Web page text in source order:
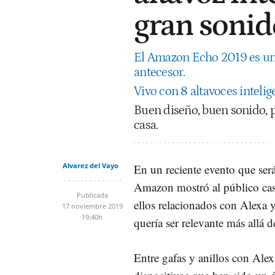
gran
El Amazon Echo 2019 es
antecesor.
Vivo con 8 altavoces
Buen diseño, buen sonido,
casa.
Alvarez del Vayo
Publicada
17 noviembre 2019
19:40h
En un reciente evento que
Amazon mostró al público
ellos relacionados con Alexa
quería ser relevante más allá
Entre gafas y anillos con